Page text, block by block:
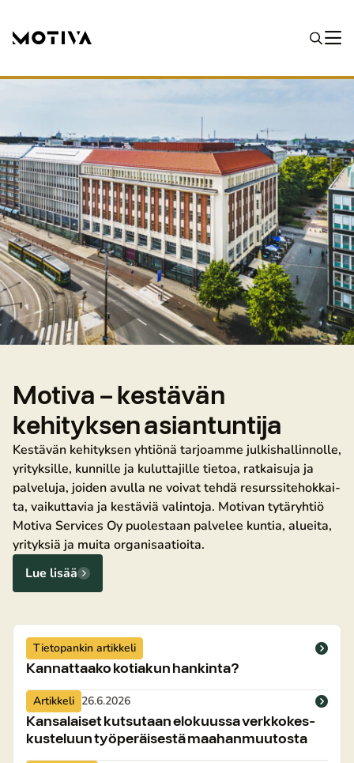
Motiva – kestävän
kehityksen asian­tun­ti­ja
Kestävän kehityksen yhtiönä tarjoamme jul­kis­hal­lin­nol­le,
yrityksille, kunnille ja ku­lut­ta­jil­le tietoa, ratkaisuja ja
palveluja, joiden avulla ne voivat tehdä re­surs­si­te­hok­kai­
ta, vaikuttavia ja kestäviä valintoja. Motivan tytäryhtiö
Motiva Services Oy puolestaan palvelee kuntia, alueita,
yrityksiä ja muita or­ga­ni­saa­tioi­ta.
Lue lisää
Tietopankin artikkeli
Kannattaako kotiakun hankinta?
Artikkeli 26.6.2026
Kansalaiset kutsutaan elokuussa verk­ko­kes­
kus­te­luun työ­pe­räi­ses­tä maa­han­muu­tos­ta